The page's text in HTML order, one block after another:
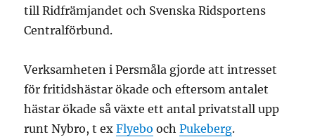
till Ridfrämjandet och Svenska Ridsportens
Centralförbund.
Verksamheten i Persmåla gjorde att intresset
för fritidshästar ökade och eftersom antalet
hästar ökade så växte ett antal privatstall upp
runt Nybro, t exFlyebo ochPukeberg.